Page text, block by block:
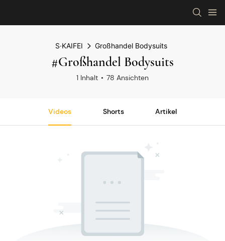
S·KAIFEI Großhandel Bodysuits
#Großhandel Bodysuits
1 Inhalt 78 Ansichten
Videos Shorts Artikel